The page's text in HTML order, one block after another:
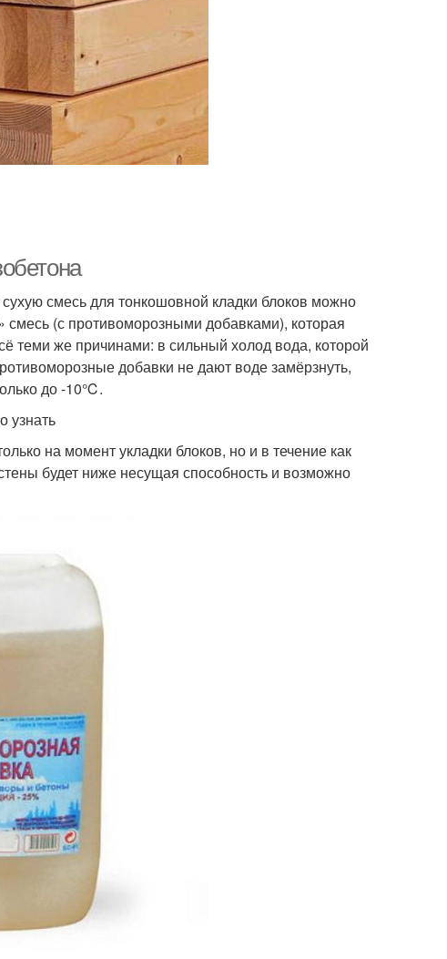
смесь для тонкошовной кладки блоков можно
(с противоморозными добавками), которая
теми же причинами: в сильный холод вода, которой
добавки не дают воде замёрзнуть,
до -10℃.
узнать
на момент укладки блоков, но и в течение как
будет ниже несущая способность и возможно